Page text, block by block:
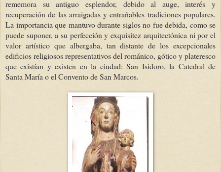
rememora su antiguo esplendor, debido al auge, interés y
recuperación de las arraigadas y entrañables tradiciones populares.
La importancia que mantuvo durante siglos no fue debida, como se
puede suponer, a su perfección y exquisitez arquitectónica ni por el
valor artístico que albergaba, tan distante de los excepcionales
edificios religiosos representativos del románico, gótico y plateresco
que existían y existen en la ciudad: San Isidoro, la Catedral de
Santa María o el Convento de San Marcos.